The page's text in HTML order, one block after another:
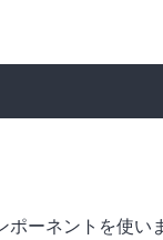
ポーネントを使い